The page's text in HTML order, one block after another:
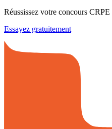
Réussissez votre concours CRPE
Essayez gratuitement